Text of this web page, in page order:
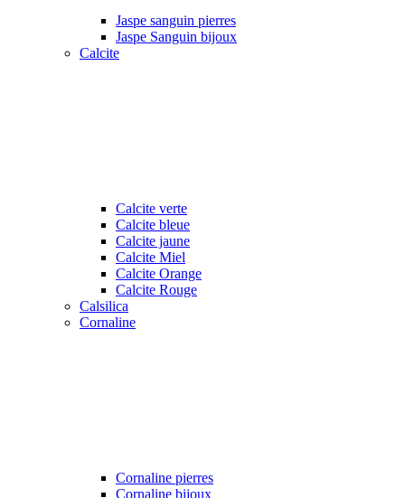
Jaspe sanguin pierres
Jaspe Sanguin bijoux
Calcite
Calcite verte
Calcite bleue
Calcite jaune
Calcite Miel
Calcite Orange
Calcite Rouge
Calsilica
Cornaline
Cornaline pierres
Cornaline bijoux